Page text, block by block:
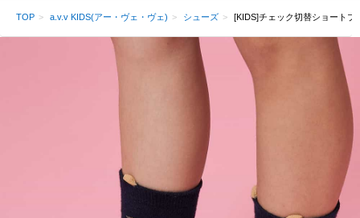
TOP a.v.v KIDS(アー・ヴェ・ヴェ) シューズ [KIDS]チェック切替ショートブ